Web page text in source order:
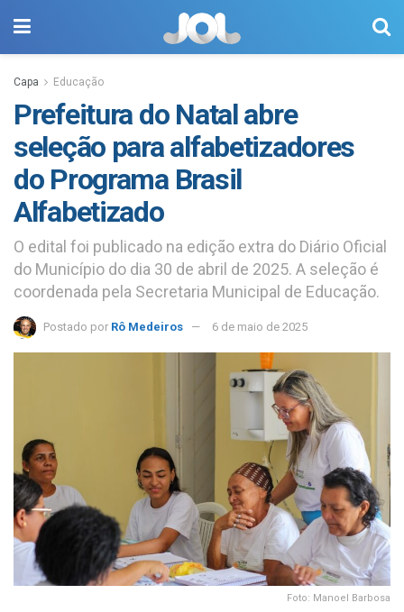
Capa Educação
Prefeitura do Natal abre
seleção para alfabetizadores
do Programa Brasil
Alfabetizado
O edital foi publicado na edição extra do Diário Oficial
do Município do dia 30 de abril de 2025. A seleção é
coordenada pela Secretaria Municipal de Educação.
Postado por Rô Medeiros 6 de maio de 2025
Foto: Manoel Barbosa